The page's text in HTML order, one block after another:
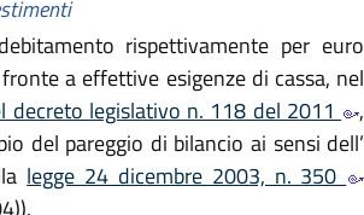
rispettivamente per euro
a effettive esigenze di cassa, nel
decreto legislativo n. 118 del 2011
,
del pareggio di bilancio ai sensi dell’
legge 24 dicembre 2003, n. 350